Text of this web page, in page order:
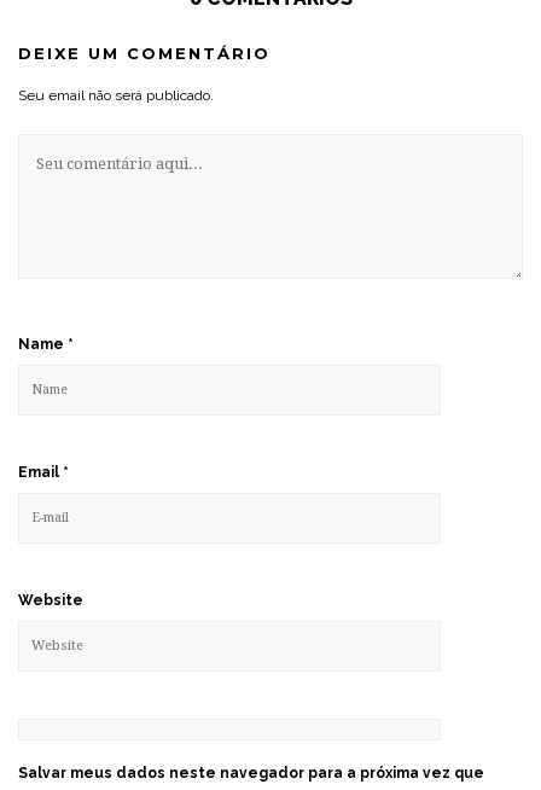
DEIXE UM COMENTÁRIO
Seu email não será publicado.
Name *
Email *
Website
Salvar meus dados neste navegador para a próxima vez que